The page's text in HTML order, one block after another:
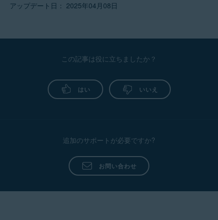
アップデート日： 2025年04月08日
この記事は役に立ちましたか？
はい いいえ
追加のサポートが必要ですか?
お問い合わせ